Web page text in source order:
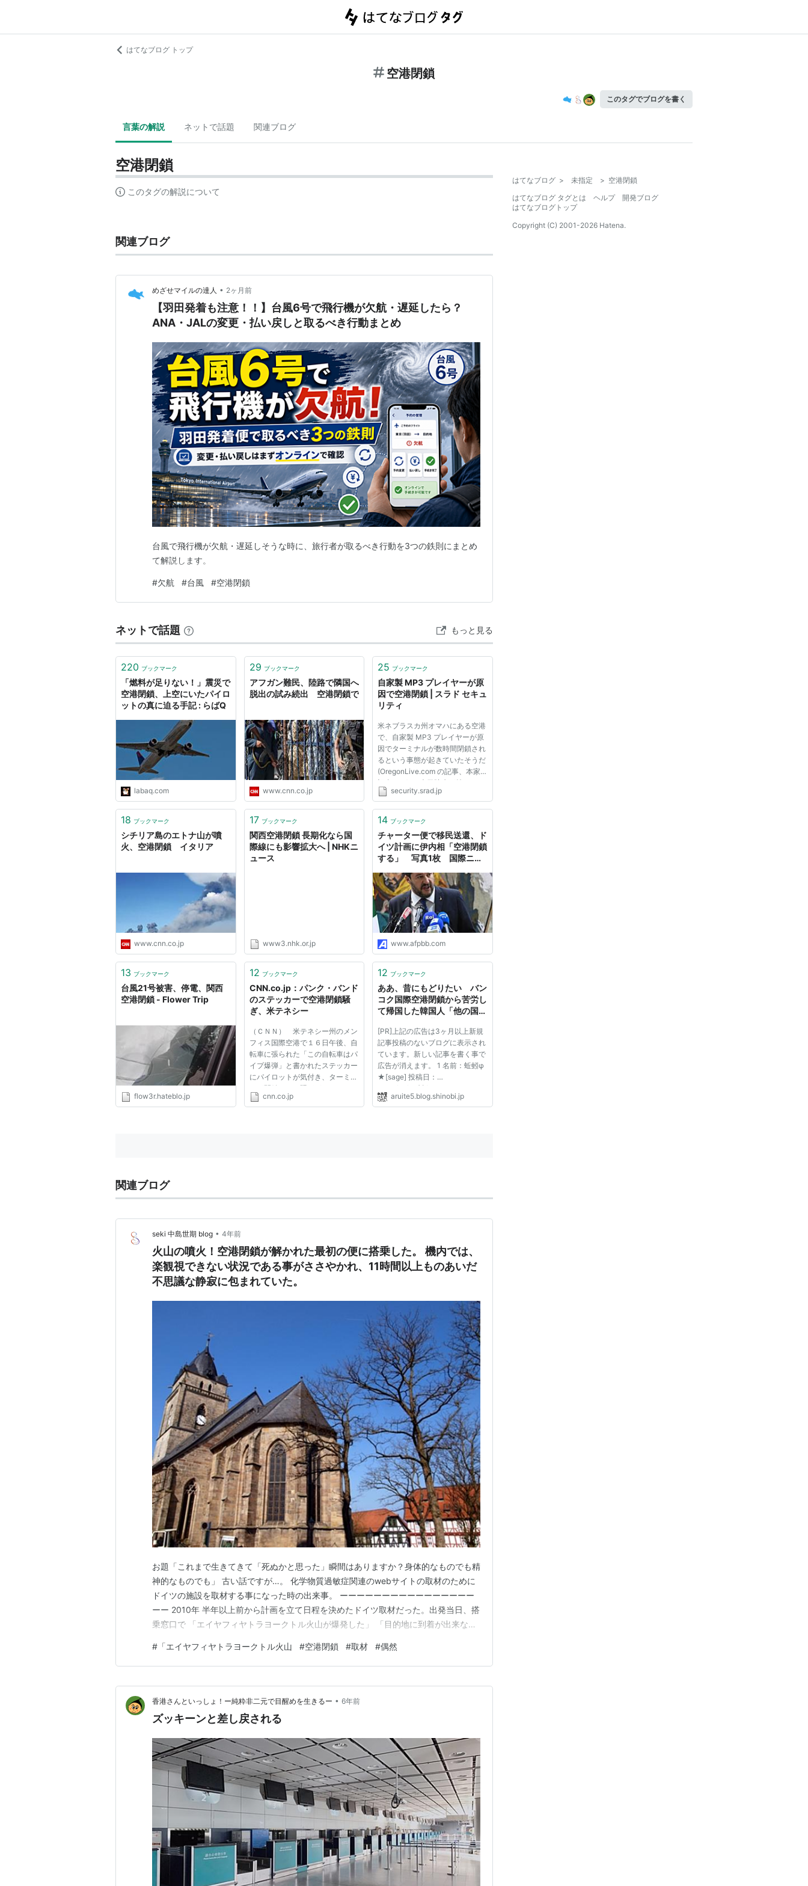
はてなブログ トップ
空港閉鎖
このタグでブログを書く
言葉の解説 ネットで話題 関連ブログ
空港閉鎖
このタグの解説について
関連ブログ
めざせマイルの達人 • 2ヶ月前
【羽田発着も注意！！】台風6号で飛行機が欠航・遅延したら？
ANA・JALの変更・払い戻しと取るべき行動まとめ
台風で飛行機が欠航・遅延しそうな時に、旅行者が取るべき行動を3つの鉄則にまとめ
て解説します。
#欠航 #台風 #空港閉鎖
ネットで話題 もっと見る
220 ブックマーク
「燃料が足りない！」震災で
空港閉鎖、上空にいたパイロ
ットの真に迫る手記 : らばQ
labaq.com
29 ブックマーク
アフガン難民、陸路で隣国へ
脱出の試み続出 空港閉鎖で
www.cnn.co.jp
25 ブックマーク
自家製 MP3 プレイヤーが原
因で空港閉鎖 | スラド セキュ
リティ
米ネブラスカ州オマハにある空港
で、自家製 MP3 プレイヤーが原
因でターミナルが数時間閉鎖され
るという事態が起きていたそうだ
(OregonLive.com の記事、本家 /.
記事より) 。 大学院生が持ってい
たのはミント菓子の缶を使って制
学生はオマハのクレイトン大学で
security.srad.jp
18 ブックマーク
シチリア島のエトナ山が噴
火、空港閉鎖 イタリア
www.cnn.co.jp
17 ブックマーク
関西空港閉鎖 長期化なら国
際線にも影響拡大へ | NHKニ
ュース
www3.nhk.or.jp
14 ブックマーク
チャーター便で移民送還、ド
イツ計画に伊内相「空港閉鎖
する」 写真1枚 国際ニュ
www.afpbb.com
13 ブックマーク
台風21号被害、停電、関西
空港閉鎖 - Flower Trip
flow3r.hateblo.jp
12 ブックマーク
CNN.co.jp：パンク・バンド
のステッカーで空港閉鎖騒
ぎ、米テネシー
（ＣＮＮ） 米テネシー州のメン
フィス国際空港で１６日午後、自
転車に張られた「この自転車はパ
イプ爆弾」と書かれたステッカー
にパイロットが気付き、ターミナ
ルが閉鎖される騒ぎがあった。
空港当局によると、自転車が見つ
cnn.co.jp
12 ブックマーク
ああ、昔にもどりたい バン
コク国際空港閉鎖から苦労し
て帰国した韓国人「他の国は
韓国人であることが恥ずかし
い」
[PR]上記の広告は3ヶ月以上新規
記事投稿のないブログに表示され
ています。新しい記事を書く事で
広告が消えます。 1 名前：蚯蚓φ
★[sage] 投稿日：
2008/12/05(金) 00:04:43 ID:???
タイの反政府デモ隊が3日、 空港
aruite5.blog.shinobi.jp
関連ブログ
seki 中島世期 blog • 4年前
火山の噴火！空港閉鎖が解かれた最初の便に搭乗した。 機内では、
楽観視できない状況である事がささやかれ、11時間以上ものあいだ
不思議な静寂に包まれていた。
お題「これまで生きてきて「死ぬかと思った」瞬間はありますか？身体的なものでも精
神的なものでも」 古い話ですが…。 化学物質過敏症関連のwebサイトの取材のために
ドイツの施設を取材する事になった時の出来事。 ーーーーーーーーーーーーーーーー
ーー 2010年 半年以上前から計画を立て日程を決めたドイツ取材だった。出発当日、搭
乗窓口で 「エイヤフィヤトラヨークトル火山が爆発した」 「目的地に到着が出来ない
乗した。着陸30分前に到着地が変更になり鉄道を乗り継いでほぼ半日かけ、真夜中に
目的地へ、日程通りにドイツ取材を終えた。 …
# 「エイヤフィヤトラヨークトル火山 #空港閉鎖 #取材 #偶然
香港さんといっしょ！ー純粋非二元で目醒めを生きるー • 6年前
ズッキーンと差し戻される
はてなブログ > 未指定 > 空港閉鎖
はてなブログ タグとは
ヘルプ
開発ブログ
はてなブログトップ
Copyright (C) 2001-2026 Hatena.